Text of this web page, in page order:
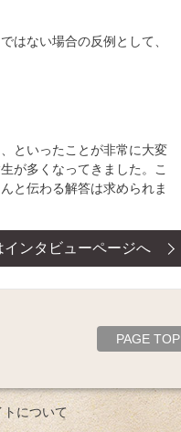
はない場合の反例として、
といったことが非常に大変
が多くなってきました。こ
と伝わる解答は求められま
インタビューページへ
PAGE TOP
トについて